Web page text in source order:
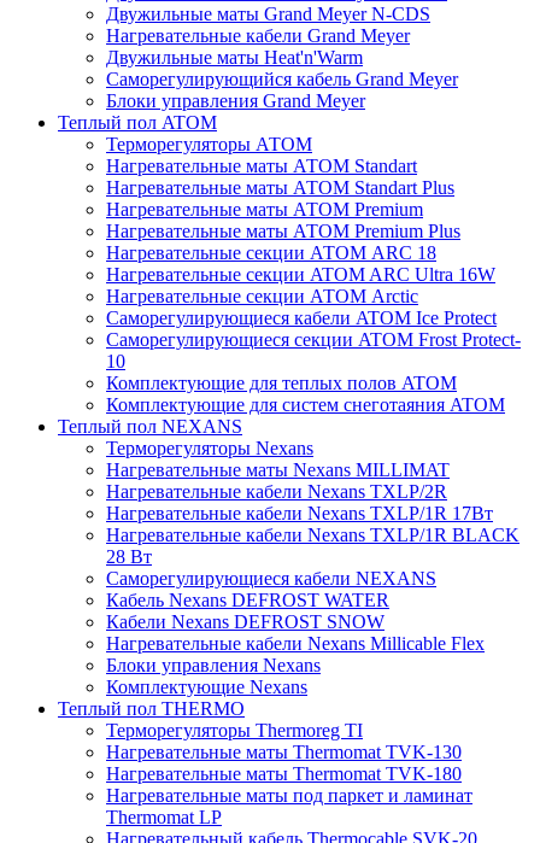
Двужильные маты Grand Meyer N-CDS
Нагревательные кабели Grand Meyer
Двужильные маты Heat'n'Warm
Саморегулирующийся кабель Grand Meyer
Блоки управления Grand Meyer
Теплый пол ATOM
Терморегуляторы АТОМ
Нагревательные маты АТОМ Standart
Нагревательные маты АТОМ Standart Plus
Нагревательные маты АТОМ Premium
Нагревательные маты АТОМ Premium Plus
Нагревательные секции АТОМ ARC 18
Нагревательные секции ATOM ARC Ultra 16W
Нагревательные секции АТОМ Arctic
Саморегулирующиеся кабели ATOM Ice Protect
Саморегулирующиеся секции ATOM Frost Protect-
10
Комплектующие для теплых полов ATOM
Комплектующие для систем снеготаяния ATOM
Теплый пол NEXANS
Терморегуляторы Nexans
Нагревательные маты Nexans MILLIMAT
Нагревательные кабели Nexans TXLP/2R
Нагревательные кабели Nexans TXLP/1R 17Вт
Нагревательные кабели Nexans TXLP/1R BLACK
28 Вт
Саморегулирующиеся кабели NEXANS
Кабель Nexans DEFROST WATER
Кабели Nexans DEFROST SNOW
Нагревательные кабели Nexans Millicable Flex
Блоки управления Nexans
Комплектующие Nexans
Теплый пол THERMO
Терморегуляторы Thermoreg TI
Нагревательные маты Thermomat TVK-130
Нагревательные маты Thermomat TVK-180
Нагревательные маты под паркет и ламинат
Thermomat LP
Нагревательный кабель Thermocable SVK-20